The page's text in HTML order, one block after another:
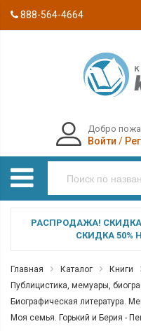
888-564-4664
Добро
Войти /
РАСПРОДАЖА! СКИДКА
СКИДКА 50%
Главная Каталог
Книги
Публицистика, мемуары,
Биографическая литература.
Моя семья. Горький и Берия -